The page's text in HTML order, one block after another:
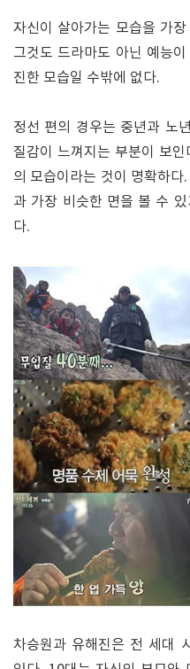
자신이 살아가는 모습을 가
그것도 드라마도 아닌 예능
진한 모습일 수밖에 없다.
정선 편의 경우는 중년과 노
질감이 느껴지는 부분이 보
의 모습이라는 것이 명확하
과 가장 비슷한 면을 볼 수
다.
차승원과 유해진은 전 세대